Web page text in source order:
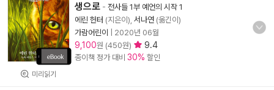
미리읽기
생으로 - 전사들 1부 예언의 시작 1
에린 헌터 (지은이), 서나연 (옮긴이)
가람어린이
2020년 06월
9,100원 (450원) 9.4
종이책 정가 대비 30% 할인